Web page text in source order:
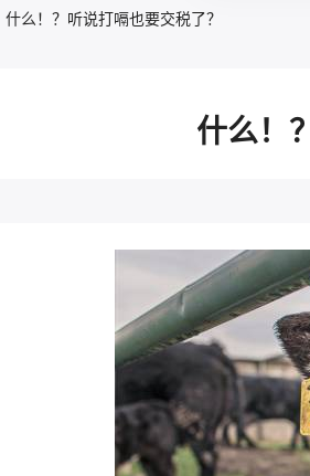
什么！？听说打嗝也要交税了？
什么！